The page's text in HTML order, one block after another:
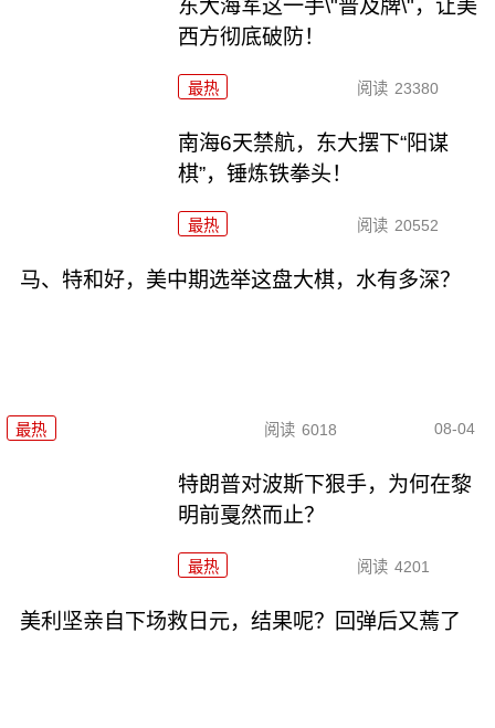
东大海军这一手\"普及牌\"，让美
西方彻底破防！
最热 阅读 23380
南海6天禁航，东大摆下“阳谋
棋”，锤炼铁拳头！
最热 阅读 20552
马、特和好，美中期选举这盘大棋，水有多深？
最热 阅读 6018 08-04
特朗普对波斯下狠手，为何在黎
明前戛然而止？
最热 阅读 4201
美利坚亲自下场救日元，结果呢？回弹后又蔫了